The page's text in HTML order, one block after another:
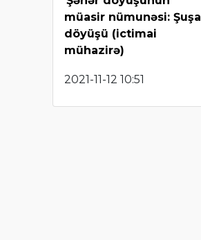
müasir nümunəsi: Şuşa
döyüşü (ictimai
mühazirə)
2021-11-12 10:51